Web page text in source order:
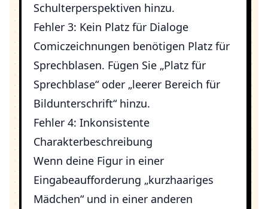
Schulterperspektiven hinzu.
Fehler 3: Kein Platz für Dialoge
Comiczeichnungen benötigen Platz für
Sprechblasen. Fügen Sie „Platz für
Sprechblase“ oder „leerer Bereich für
Bildunterschrift“ hinzu.
Fehler 4: Inkonsistente
Charakterbeschreibung
Wenn deine Figur in einer
Eingabeaufforderung „kurzhaariges
Mädchen“ und in einer anderen